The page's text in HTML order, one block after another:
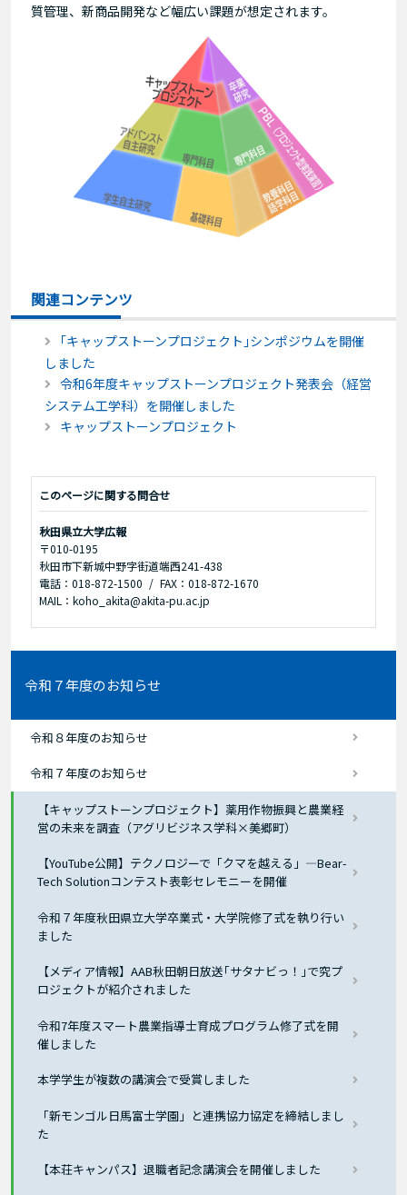
質管理、新商品開発など幅広い課題が想定されます。
関連コンテンツ
｢キャップストーンプロジェクト｣シンポジウムを開催
しました
令和6年度キャップストーンプロジェクト発表会（経営
システム工学科）を開催しました
キャップストーンプロジェクト
このページに関する問合せ
秋田県立大学広報
〒010-0195
秋田市下新城中野字街道端西241-438
電話：018-872-1500
FAX：018-872-1670
MAIL：koho_akita@akita-pu.ac.jp
令和７年度のお知らせ
令和８年度のお知らせ
令和７年度のお知らせ
【キャップストーンプロジェクト】薬用作物振興と農業経
営の未来を調査（アグリビジネス学科×美郷町）
【YouTube公開】テクノロジーで「クマを越える」―Bear-
Tech Solutionコンテスト表彰セレモニーを開催
令和７年度秋田県立大学卒業式・大学院修了式を執り行い
ました
【メディア情報】AAB秋田朝日放送｢サタナビっ！｣で究プ
ロジェクトが紹介されました
令和7年度スマート農業指導士育成プログラム修了式を開
催しました
本学学生が複数の講演会で受賞しました
「新モンゴル日馬富士学園」と連携協力協定を締結しまし
た
【本荘キャンパス】退職者記念講演会を開催しました